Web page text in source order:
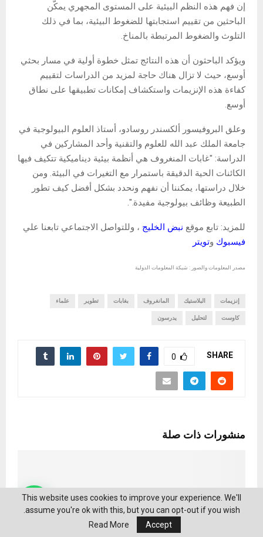
إن فهم هذه النظم البيئية على المستوى المجهري يمكّن
الباحثين من تقييم استجابتها للضغوط البيئية، بما في ذلك
التلوث والضغوط المرتبطة بالمناخ.
ويؤكد الباحثون أن هذه النتائج تمثل خطوة أولية في مسار بحثي
أوسع، حيث لا تزال هناك حاجة لمزيد من الدراسات لتقييم
كفاءة هذه الإنزيمات واستكشاف إمكانات تطبيقها على نطاق
أوسع.
وعلق البروفيسور ألكسندر روسادو، أستاذ العلوم البيولوجية في
جامعة الملك عبد الله للعلوم والتقنية وأحد المشاركين في
الدراسة: "غابات المنغروف هي أنظمة بيئية ديناميكية تتكيف فيها
الكائنات الحية الدقيقة باستمرار مع التغيرات في البيئة. ومن
خلال دراستها، يمكننا أن نفهم ونحدد بشكل أفضل كيف تطور
الطبيعة وظائف بيولوجية مفيدة.".
للمزيد: تابع موقع نبض الخليج ، وللتواصل الاجتماعي تابعنا علي
فيسبوك وتويتر
مصدر المعلومات والصور : شبكة المعلومات الدولية
إنزيمات البلاستيك المانغروف بغابات تطوير علماء
كاوست لتحليل يدرسون
SHARE
0
منشورات ذات صلة
This website uses cookies to improve your experience. We'll
assume you're ok with this, but you can opt-out if you wish.
Accept
Read More